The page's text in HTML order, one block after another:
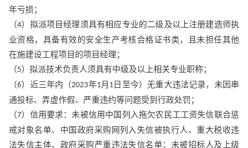
年亏损；
（4）拟派项目经理须具有相应专业的二级及以上注册建造师执
业资格，具备有效的安全生产考核合格证书类，且未担任其他
在施建设工程项目的项目经理；
（5）拟派技术负责人须具有中级及以上相关专业职称；
（6）近三年内（2023年1月 1 日至今）无重大违法记录，未因串
通投标、弄虚作假、严重违约等问题受到行政处罚；
（7）信用要求：未被信用中国列入拖欠农民工工资失信联合惩
戒对象名单、中国政府采购网列入失信被执行人、重大税收违
法失信主体、政府采购严重违法失信名单；未被招标人及上级